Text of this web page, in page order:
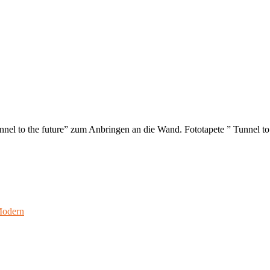
to the future” zum Anbringen an die Wand. Fototapete ” Tunnel